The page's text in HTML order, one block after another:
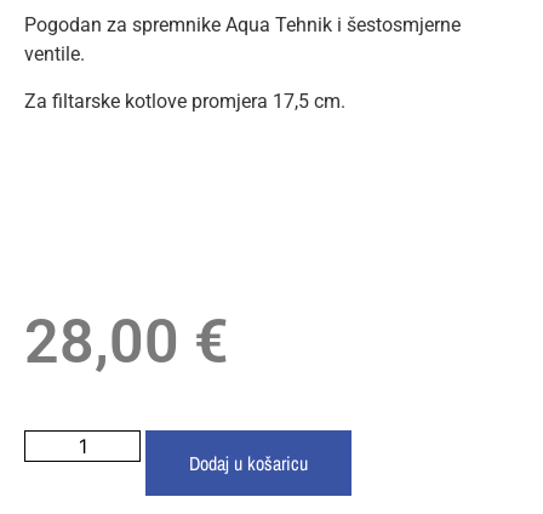
Pogodan za spremnike Aqua Tehnik i šestosmjerne
ventile.
Za filtarske kotlove promjera 17,5 cm.
28,00 €
Dodaj u košaricu